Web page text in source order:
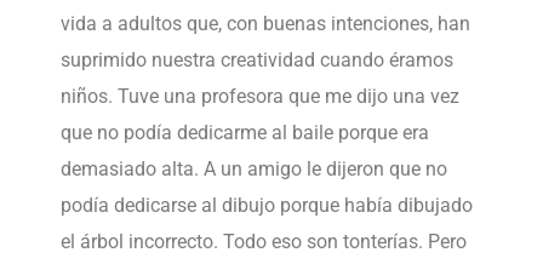
vida a adultos que, con buenas intenciones, han
suprimido nuestra creatividad cuando éramos
niños. Tuve una profesora que me dijo una vez
que no podía dedicarme al baile porque era
demasiado alta. A un amigo le dijeron que no
podía dedicarse al dibujo porque había dibujado
el árbol incorrecto. Todo eso son tonterías. Pero